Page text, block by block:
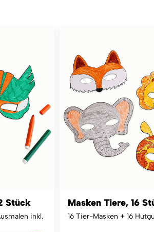
Stück
inkl.
Masken Tiere, 16
16 Tier-Masken + 16